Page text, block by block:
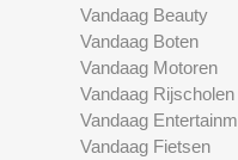
Vandaag Beauty
Vandaag Boten
Vandaag Motoren
Vandaag Rijscholen
Vandaag
Vandaag Fietsen